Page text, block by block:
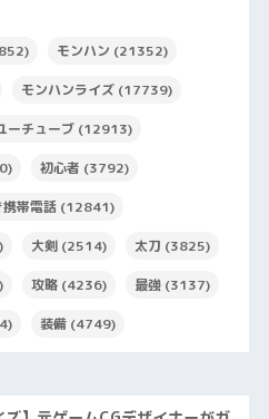
モンハン (21352)
モンハンライズ(17739)
ーチューブ(12913)
初心者 (3792)
帯電話(12841)
大剣(2514) 太刀 (3825)
攻略(4236) 最強(3137)
装備(4749)